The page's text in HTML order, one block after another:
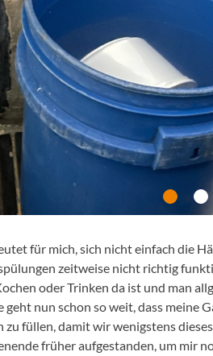
für mich, sich nicht einfach die
zeitweise nicht richtig
oder Trinken da ist und man
geht nun schon so weit, dass
füllen, damit wir wenigstens
früher aufgestanden, um mir